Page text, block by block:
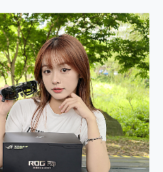
AI 支付 一錶搞定大小事 Xiaomi Watch 5 開箱 評測
超驚艷 讓人一眼就愛上 LENOVO 聯想 Yoga Book 9 14吋 AI輕薄筆電 開箱 評測
美到讓人超想擁有 moto pad 60 系列 與 Moto | Swarovski razr 60 冰藍限定版本 開箱 評測
好用的 EaseUS Partition Master 讓您輕鬆的移除與格式化有防寫保護的隨身碟或SD卡
一鍵修復模糊影片、舊照的 AI 好幫手! VideoProc Converter AI 新版全解析 × 年末優惠，一篇全看懂
小朋友才做選擇 投影機 RGB藍牙音響 氛圍情境燈 我通通都要！ Starfish 2 幻彩膠囊投影機｜結合「 智慧投影 & 煥彩流動 」的沈浸式生活新體驗
外型超吸晴~ 給您絕佳操控體驗 GravaStar Mercury K1 系列 異星機械鍵盤與 Mercury X 系列 輕量無線電競滑鼠 開箱 評測
開箱~變身「蜘蛛人」椅子軍師！MSI MPG 491CQP QD-OLED 超寬曲面電競螢幕，多工辦公、爽度滿滿的終極桌面體驗
iPhone 17 系列 有認證的防護來囉！ imos 首家導入 UL MCV 行銷宣告驗證的手機配件品牌
DJI Osmo Pocket 3 爽爽帶回家 歡慶 EaseUS 21 週年到來，「Slogan 海報徵稿活動」好康大放送
小巧好吸不擋鏡頭 有Qi2認證的 ONPRO MagReact MXs2 5000mAh薄型磁吸無線急速行動電源 開箱 評測